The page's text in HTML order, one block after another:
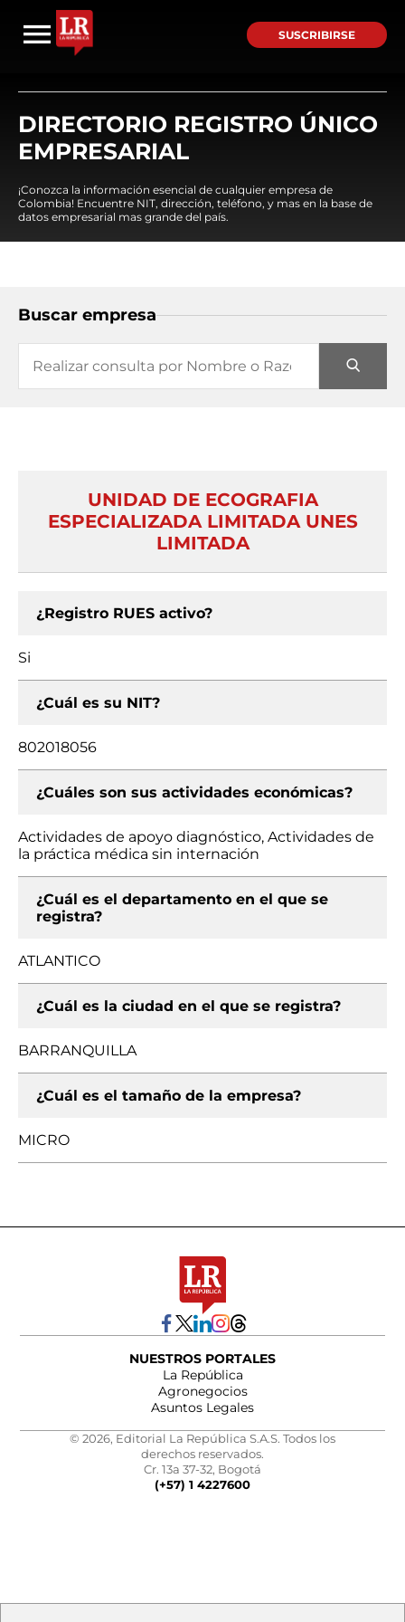
SUSCRIBIRSE
DIRECTORIO REGISTRO ÚNICO
EMPRESARIAL
¡Conozca la información esencial de cualquier empresa de
Colombia! Encuentre NIT, dirección, teléfono, y mas en la base de
datos empresarial mas grande del país.
Buscar empresa
UNIDAD DE ECOGRAFIA
ESPECIALIZADA LIMITADA UNES
LIMITADA
¿Registro RUES activo?
Si
¿Cuál es su NIT?
802018056
¿Cuáles son sus actividades económicas?
Actividades de apoyo diagnóstico, Actividades de
la práctica médica sin internación
¿Cuál es el departamento en el que se
registra?
ATLANTICO
¿Cuál es la ciudad en el que se registra?
BARRANQUILLA
¿Cuál es el tamaño de la empresa?
MICRO
NUESTROS PORTALES
La República
Agronegocios
Asuntos Legales
© 2026, Editorial La República S.A.S. Todos los
derechos reservados.
Cr. 13a 37-32, Bogotá
(+57) 1 4227600